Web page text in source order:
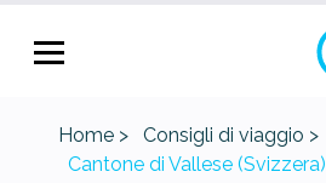
Home > Consigli di viaggio >
Cantone di Vallese